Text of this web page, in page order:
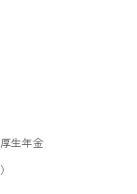
生年金